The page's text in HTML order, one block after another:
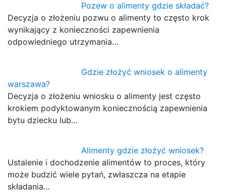
Pozew o alimenty gdzie składać?
Decyzja o złożeniu pozwu o alimenty to często krok
wynikający z konieczności zapewnienia
odpowiedniego utrzymania…
Gdzie złożyć wniosek o alimenty
warszawa?
Decyzja o złożeniu wniosku o alimenty jest często
krokiem podyktowanym koniecznością zapewnienia
bytu dziecku lub…
Alimenty gdzie złożyć wniosek?
Ustalenie i dochodzenie alimentów to proces, który
może budzić wiele pytań, zwłaszcza na etapie
składania…